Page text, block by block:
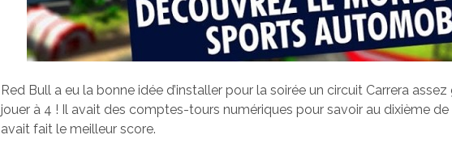
Red Bull a eu la bonne idée d’installer pour la soirée un circuit Carrera
jouer à 4 ! Il avait des comptes-tours numériques pour savoir au dixième
avait fait le meilleur score.